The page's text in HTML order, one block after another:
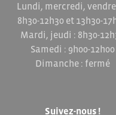
Lundi, mercredi,
8h30-12h30 et 13h30-
Mardi, jeudi : 8h30-
Samedi : 9h00-12h00
Dimanche : fermé
Suivez-nous !